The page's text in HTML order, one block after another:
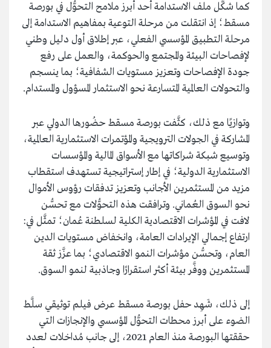
كما شكَّل ملف الاستدامة أحد أبرز ملامح التحوُّل في بورصة
مسقط؛ إذ انتقلت من مرحلة التوعية بمفاهيم الاستدامة إلى
مرحلة التطبيق المؤسسي الفعلي، عبر إطلاق أول دليل وطني
لإفصاحات البيئة والمجتمع والحوكمة، والعمل على رفع
جودة الإفصاحات وتعزيز مستويات الشفافية؛ بما ينسجم
والتحولات العالمية المتسارعة نحو الاستثمار المسؤول والمستدام.
وتوازيًا مع ذلك، كثَّفت بورصة مسقط حضُورها الدولي عبر
المشاركة في الجولات الترويجية والمؤتمرات الاستثمارية العالمية،
وتوسيع شبكة شراكاتها مع الأسواق المالية والمؤسسات
الاستثمارية الدولية؛ في إطار إستراتيجية تستهدف استقطاب
مزيد من المستثمرين الأجانب وتعزيز تدفقات رؤوس الأموال
نحو السوق العُماني. وترافقت هذه التحوُّلات مع تحسُّن
لافت في المؤشرات الاقتصادية الكلية لسلطنة عُمان؛ تمثَّل في:
ارتفاع إجمالي الإيرادات العامة، وانخفاض مستويات الدين
العام، وتحسُّن مؤشرات النمو الاقتصادي؛ بما عزَّز ثقة
المستثمرين ووفَّر بيئة أكثر استقرارًا وجاذبية لنمو السوق.
إلى ذلك، شَهِد حفل بورصة مسقط عرض فيلم توثيقي سلَّط
الضوء على أبرز محطات التحوُّل المؤسسي والإنجازات التي
حققتها البورصة منذ العام 2021، إلى جانب مُداخلات لعدد